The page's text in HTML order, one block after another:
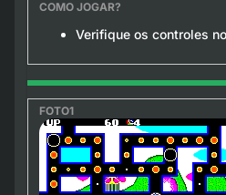
Verifique os controles